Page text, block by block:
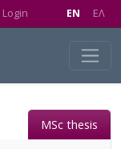
Login EN EΛ
MSc thesis